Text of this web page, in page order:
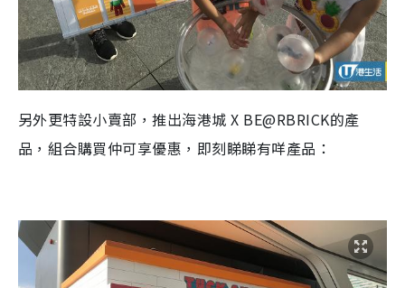
另外更特設小賣部，推出海港城 X BE@RBRICK的產
品，組合購買仲可享優惠，即刻睇睇有咩產品：